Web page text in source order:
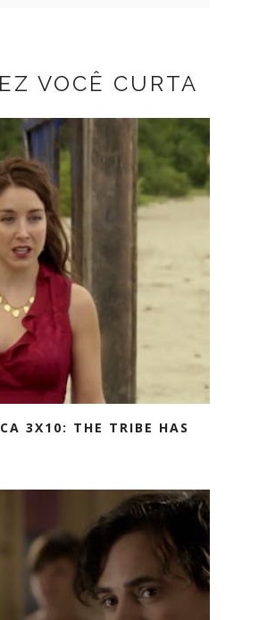
VOCÊ CURTA
3X10: THE TRIBE HAS